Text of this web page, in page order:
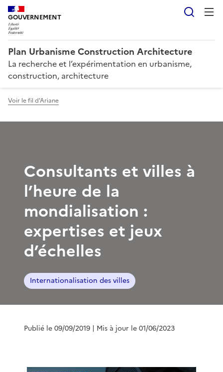
GOUVERNEMENT
Plan Urbanisme Construction Architecture
La recherche et l’expérimentation en urbanisme,
construction, architecture
Voir le fil d'Ariane
Consultants et villes à
l’heure de la
mondialisation :
expertises et jeux
d’échelles
Internationalisation des villes
Publié le 09/09/2019 | Mis à jour le 01/06/2023